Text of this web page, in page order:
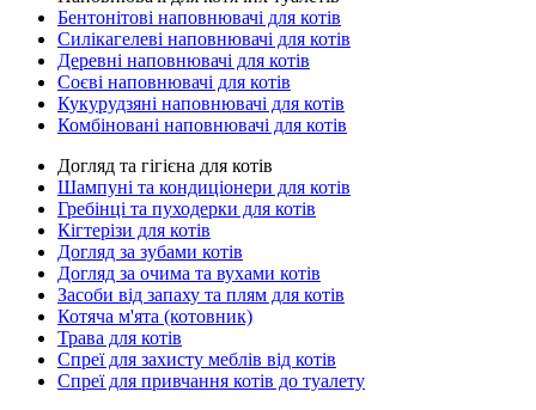
Бентонітові наповнювачі для котів
Силікагелеві наповнювачі для котів
Деревні наповнювачі для котів
Соєві наповнювачі для котів
Кукурудзяні наповнювачі для котів
Комбіновані наповнювачі для котів
Догляд та гігієна для котів
Шампуні та кондиціонери для котів
Гребінці та пуходерки для котів
Кігтерізи для котів
Догляд за зубами котів
Догляд за очима та вухами котів
Засоби від запаху та плям для котів
Котяча м'ята (котовник)
Трава для котів
Спреї для захисту меблів від котів
Спреї для привчання котів до туалету